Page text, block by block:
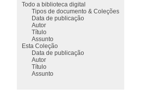
Todo a biblioteca digital
Tipos de documento & Coleções
Data de publicação
Autor
Título
Assunto
Esta Coleção
Data de publicação
Autor
Título
Assunto